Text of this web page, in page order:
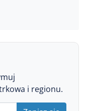
i regionu.